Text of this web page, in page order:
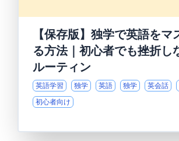
【保存版】独学で英語をマ
る方法｜初心者でも挫折し
ルーティン
英語学習 独学 英語 独学 英会話
初心者向け